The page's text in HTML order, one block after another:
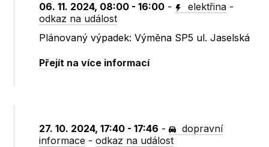
06. 11. 2024, 08:00 - 16:00 - elektřina -
odkaz na událost
Plánovaný výpadek: Výměna SP5 ul. Jaselská
Přejít na více informací
27. 10. 2024, 17:40 - 17:46 -
dopravní
informace -odkaz na událost